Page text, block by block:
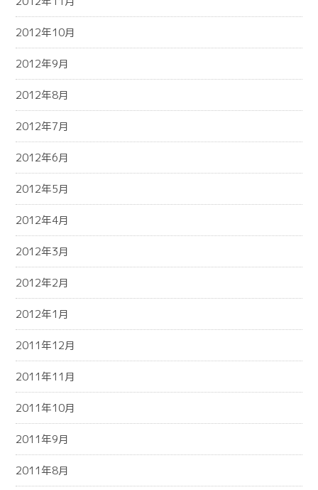
2012年10月
2012年9月
2012年8月
2012年7月
2012年6月
2012年5月
2012年4月
2012年3月
2012年2月
2012年1月
2011年12月
2011年11月
2011年10月
2011年9月
2011年8月